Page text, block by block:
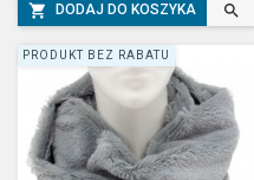
 DODAJ DO KOSZYKA 
PRODUKT BEZ RABATU